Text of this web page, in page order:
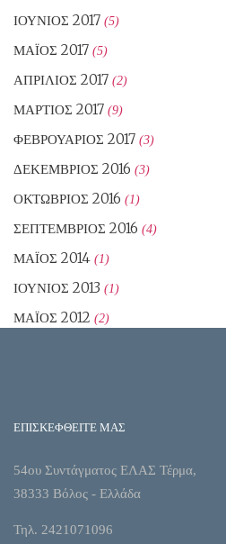
ΙΟΎΝΙΟΣ 2017 (5)
ΜΆΙΟΣ 2017 (5)
ΑΠΡΊΛΙΟΣ 2017 (2)
ΜΆΡΤΙΟΣ 2017 (9)
ΦΕΒΡΟΥΆΡΙΟΣ 2017 (3)
ΔΕΚΈΜΒΡΙΟΣ 2016 (3)
ΟΚΤΏΒΡΙΟΣ 2016 (1)
ΣΕΠΤΈΜΒΡΙΟΣ 2016 (4)
ΜΆΙΟΣ 2014 (1)
ΙΟΎΝΙΟΣ 2013 (1)
ΜΆΙΟΣ 2012 (2)
ΕΠΙΣΚΕΦΘΕΙΤΕ ΜΑΣ
54ου Συντάγματος ΕΛΑΣ Τέρμα,
38333 Βόλος - Ελλάδα
Τηλ. 2421071096